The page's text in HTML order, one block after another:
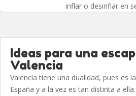
inflar o desinflar en
Ideas para una
Valencia
Valencia tiene una dualidad, pues es
España y a la vez es tan distinta a